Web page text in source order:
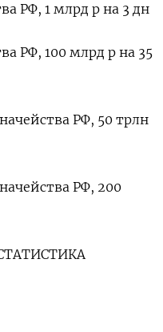
РФ, 1 млрд р на 3 дн
РФ, 100 млрд р на 35
РФ, 50 трлн
РФ, 200